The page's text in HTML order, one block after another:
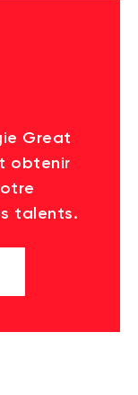
Great
obtenir
talents.